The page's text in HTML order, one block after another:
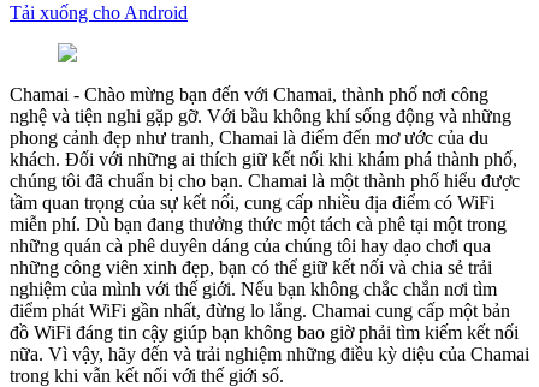
Tải xuống cho Android
Chamai - Chào mừng bạn đến với Chamai, thành phố nơi công
nghệ và tiện nghi gặp gỡ. Với bầu không khí sống động và những
phong cảnh đẹp như tranh, Chamai là điểm đến mơ ước của du
khách. Đối với những ai thích giữ kết nối khi khám phá thành phố,
chúng tôi đã chuẩn bị cho bạn. Chamai là một thành phố hiểu được
tầm quan trọng của sự kết nối, cung cấp nhiều địa điểm có WiFi
miễn phí. Dù bạn đang thưởng thức một tách cà phê tại một trong
những quán cà phê duyên dáng của chúng tôi hay dạo chơi qua
những công viên xinh đẹp, bạn có thể giữ kết nối và chia sẻ trải
nghiệm của mình với thế giới. Nếu bạn không chắc chắn nơi tìm
điểm phát WiFi gần nhất, đừng lo lắng. Chamai cung cấp một bản
đồ WiFi đáng tin cậy giúp bạn không bao giờ phải tìm kiếm kết nối
nữa. Vì vậy, hãy đến và trải nghiệm những điều kỳ diệu của Chamai
trong khi vẫn kết nối với thế giới số.